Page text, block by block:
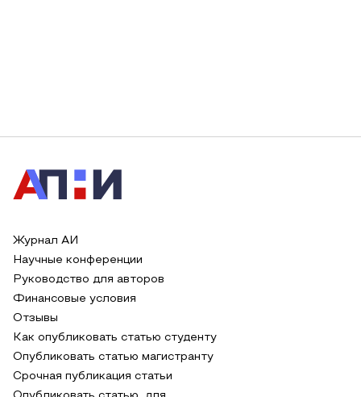
Журнал АИ
Научные конференции
Руководство для авторов
Финансовые условия
Отзывы
Как опубликовать статью студенту
Опубликовать статью магистранту
Срочная публикация статьи